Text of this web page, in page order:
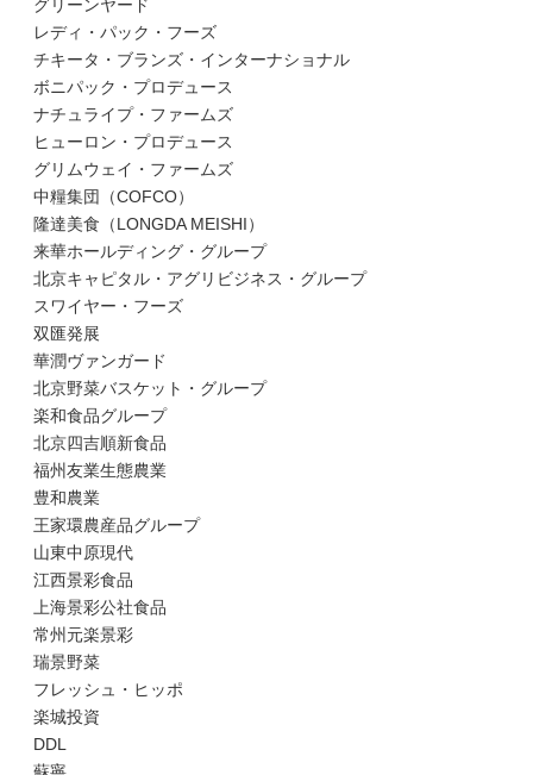
グリーンヤード
レディ・パック・フーズ
チキータ・ブランズ・インターナショナル
ボニパック・プロデュース
ナチュライプ・ファームズ
ヒューロン・プロデュース
グリムウェイ・ファームズ
中糧集団（COFCO）
隆達美食（LONGDA MEISHI）
来華ホールディング・グループ
北京キャピタル・アグリビジネス・グループ
スワイヤー・フーズ
双匯発展
華潤ヴァンガード
北京野菜バスケット・グループ
楽和食品グループ
北京四吉順新食品
福州友業生態農業
豊和農業
王家環農産品グループ
山東中原現代
江西景彩食品
上海景彩公社食品
常州元楽景彩
瑞景野菜
フレッシュ・ヒッポ
楽城投資
DDL